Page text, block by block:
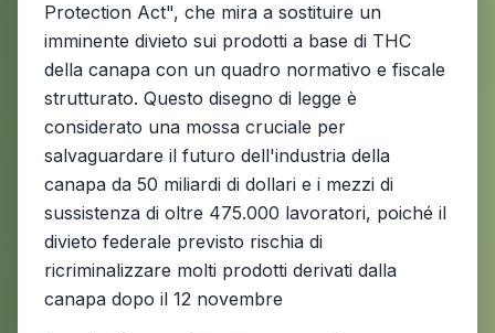
Protection Act", che mira a sostituire un
imminente divieto sui prodotti a base di THC
della canapa con un quadro normativo e fiscale
strutturato. Questo disegno di legge è
considerato una mossa cruciale per
salvaguardare il futuro dell'industria della
canapa da 50 miliardi di dollari e i mezzi di
sussistenza di oltre 475.000 lavoratori, poiché il
divieto federale previsto rischia di
ricriminalizzare molti prodotti derivati dalla
canapa dopo il 12 novembre